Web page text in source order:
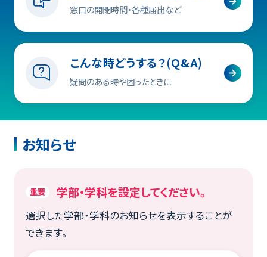
窓口の開閉時間・各種届出など
こんな時どうする？(Q&A)
疑問のある時や困ったときに
お知らせ
重要 学部・学科を設定してください。
選択した学部・学科のお知らせを表示することが
できます。
Chromeブラウザでの追加手順
ブラウザ(chrome)で「学生ポータル」トップペ
ージを開いた状態で右上のアイコン
ップ。
タイトルを入れ、「追加」をタップ。